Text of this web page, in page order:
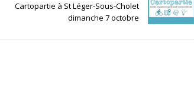
Cartopartie à St Léger-Sous-Cholet
dimanche 7 octobre